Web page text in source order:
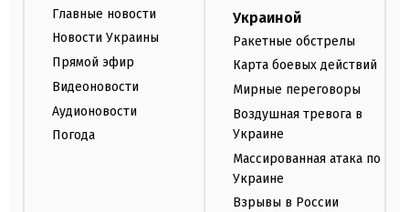
Главные новости
Новости Украины
Прямой эфир
Видеоновости
Аудионовости
Погода
Украиной
Ракетные обстрелы
Карта боевых действий
Мирные переговоры
Воздушная тревога в
Украине
Массированная атака по
Украине
Взрывы в России